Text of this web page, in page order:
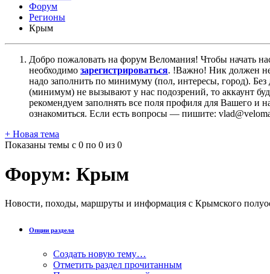
Форум
Регионы
Крым
Добро пожаловать на форум Веломания! Чтобы начать
необходимо зарегистрироваться. !Важно! Ник должен
надо заполнить по минимуму (пол, интересы, город).
(минимум) не вызывают у нас подозрений, то аккаунт
рекомендуем заполнять все поля профиля для Вашего и
ознакомиться. Если есть вопросы — пишите:
+ Новая тема
Показаны темы с 0 по 0 из 0
Форум: Крым
Новости, походы, маршруты и информация с Крымского
Опции раздела
Создать новую тему…
Отметить раздел прочитанным